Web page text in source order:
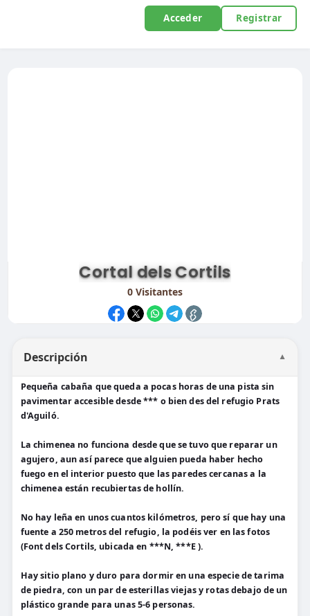
Acceder Registrar
Cortal dels Cortils
0Visitantes
Descripción ▼
Pequeña cabaña que queda a pocas horas de una pista sin
pavimentar accesible desde *** o bien des del refugio Prats
d'Aguiló.
La chimenea no funciona desde que se tuvo que reparar un
agujero, aun así parece que alguien pueda haber hecho
fuego en el interior puesto que las paredes cercanas a la
chimenea están recubiertas de hollín.
No hay leña en unos cuantos kilómetros, pero sí que hay una
fuente a 250 metros del refugio, la podéis ver en las fotos
(Font dels Cortils, ubicada en ***N, ***E ).
Hay sitio plano y duro para dormir en una especie de tarima
de piedra, con un par de esterillas viejas y rotas debajo de un
plástico grande para unas 5-6 personas.